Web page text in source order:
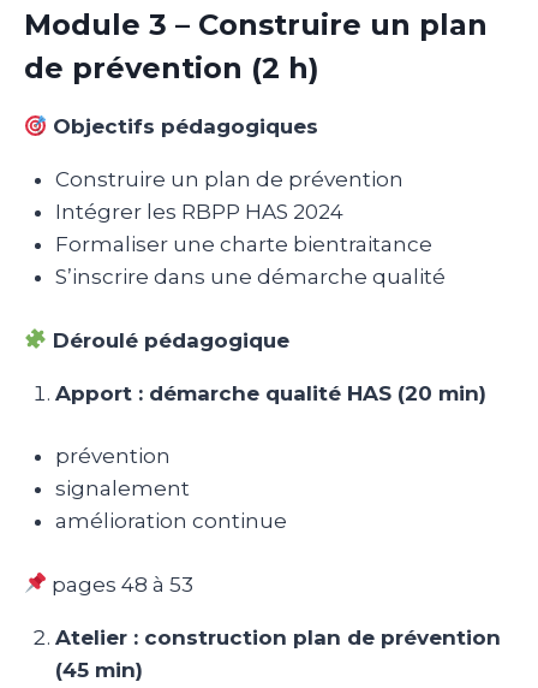
Module 3 – Construire un plan
de prévention (2 h)
Objectifs pédagogiques
Construire un plan de prévention
Intégrer les RBPP HAS 2024
Formaliser une charte bientraitance
S’inscrire dans une démarche qualité
Déroulé pédagogique
Apport : démarche qualité HAS (20 min)
prévention
signalement
amélioration continue
pages 48 à 53
Atelier : construction plan de prévention
(45 min)